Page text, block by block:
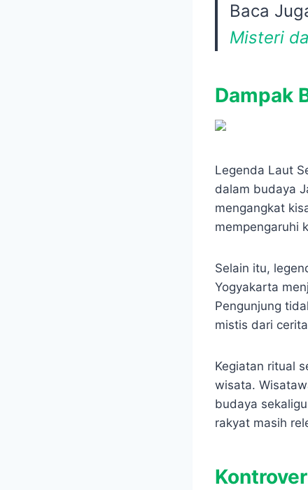
Baca
Misteri
Dampak
Legenda Laut
dalam budaya
mengangkat
mempengaruhi
Selain itu,
Yogyakarta
Pengunjung
mistis dari
Kegiatan ritual
wisata.
budaya
rakyat masih